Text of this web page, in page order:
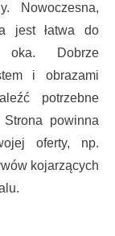
Nowoczesna,
jest łatwa do
Dobrze
i obrazami
potrzebne
powinna
oferty, np.
kojarzących